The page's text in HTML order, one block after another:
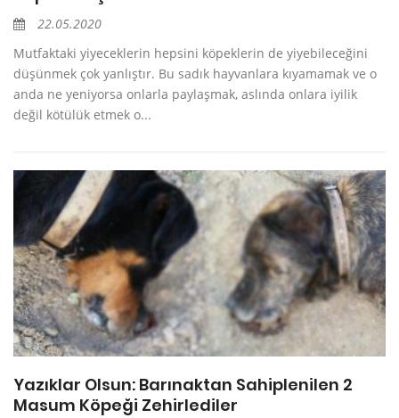
22.05.2020
Mutfaktaki yiyeceklerin hepsini köpeklerin de yiyebileceğini
düşünmek çok yanlıştır. Bu sadık hayvanlara kıyamamak ve o
anda ne yeniyorsa onlarla paylaşmak, aslında onlara iyilik
değil kötülük etmek o...
Yazıklar Olsun: Barınaktan Sahiplenilen 2
Masum Köpeği Zehirlediler